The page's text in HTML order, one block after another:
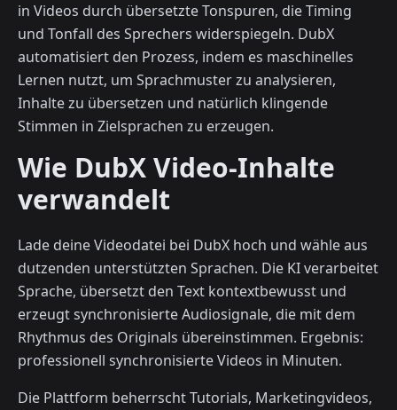
in Videos durch übersetzte Tonspuren, die Timing
und Tonfall des Sprechers widerspiegeln. DubX
automatisiert den Prozess, indem es maschinelles
Lernen nutzt, um Sprachmuster zu analysieren,
Inhalte zu übersetzen und natürlich klingende
Stimmen in Zielsprachen zu erzeugen.
Wie DubX Video-Inhalte
verwandelt
Lade deine Videodatei bei DubX hoch und wähle aus
dutzenden unterstützten Sprachen. Die KI verarbeitet
Sprache, übersetzt den Text kontextbewusst und
erzeugt synchronisierte Audiosignale, die mit dem
Rhythmus des Originals übereinstimmen. Ergebnis:
professionell synchronisierte Videos in Minuten.
Die Plattform beherrscht Tutorials, Marketingvideos,